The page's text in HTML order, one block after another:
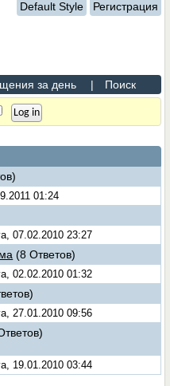
Default Style Регистрация
за день | Поиск
01:24
07.02.2010 23:27
(8 Ответов)
02.02.2010 01:32
27.01.2010 09:56
19.01.2010 03:44